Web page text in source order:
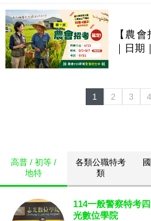
【農
｜日期
1 2 3 4
高普 / 初等 /
地特
各類公職特考
類
114一般警察特考
光數位學院